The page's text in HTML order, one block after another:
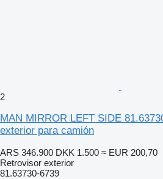
2
MAN MIRROR LEFT SIDE
exterior para camión
ARS 346.900 DKK 1.500 ≈ EUR 200,70
Retrovisor exterior
81.63730-6739